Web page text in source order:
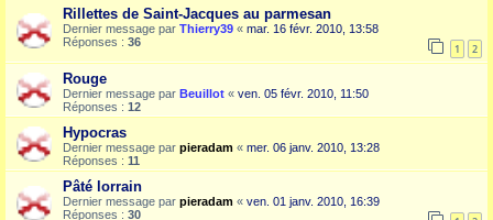
Rillettes de Saint-Jacques au parmesan
Dernier message par Thierry39 « mar. 16 févr. 2010, 13:58
Réponses : 36 1 2
Rouge
Dernier message par Beuillot « ven. 05 févr. 2010, 11:50
Réponses : 12
Hypocras
Dernier message par pieradam « mer. 06 janv. 2010, 13:28
Réponses : 11
Pâté lorrain
Dernier message par pieradam « ven. 01 janv. 2010, 16:39
Réponses : 30